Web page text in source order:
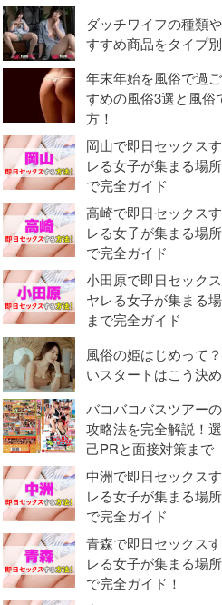
ダッチワイフの種類
すすめ商品をタイプ
年末年始を風俗で過
すめの風俗3選と風俗
方！
岡山で即日セックス
レる女子が集まる場
で完全ガイド
高崎で即日セックス
レる女子が集まる場
で完全ガイド
小田原で即日セック
ヤレる女子が集まる
まで完全ガイド
風俗の姫はじめって
いスタートはこう決め
バコバコバスツアー
攻略法を完全解説！
己PRと面接対策まで
中洲で即日セックス
レる女子が集まる場
で完全ガイド
青森で即日セックス
レる女子が集まる場
で完全ガイド！